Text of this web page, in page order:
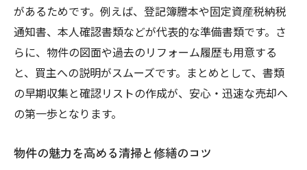
があるためです。例えば、登記簿謄本や固定資産税納税
通知書、本人確認書類などが代表的な準備書類です。さ
らに、物件の図面や過去のリフォーム履歴も用意する
と、買主への説明がスムーズです。まとめとして、書類
の早期収集と確認リストの作成が、安心・迅速な売却へ
の第一歩となります。
物件の魅力を高める清掃と修繕のコツ